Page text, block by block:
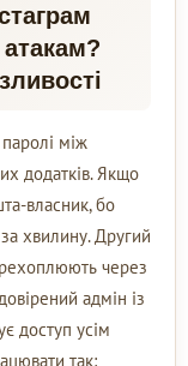
між
додатків. Якщо
власник, бо
хвилину. Другий
через
адмін із
доступ усім
так: